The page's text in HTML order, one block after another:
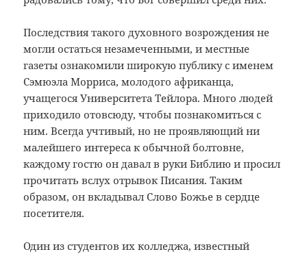
Последствия такого духовного возрождения не
могли остаться незамеченными, и местные
газеты ознакомили широкую публику с именем
Сэмюэла Морриса, молодого африканца,
учащегося Университета Тейлора. Много людей
приходило отовсюду, чтобы познакомиться с
ним. Всегда учтивый, но не проявляющий ни
малейшего интереса к обычной болтовне,
каждому гостю он давал в руки Библию и просил
прочитать вслух отрывок Писания. Таким
образом, он вкладывал Слово Божье в сердце
посетителя.
Один из студентов их колледжа, известный